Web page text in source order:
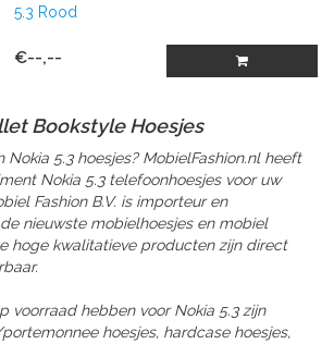
5.3 Rood
€--,--
Bookstyle Hoesjes
Nokia 5.3 hoesjes? MobielFashion.nl heeft
Nokia 5.3 telefoonhoesjes voor uw
Fashion B.V. is importeur en
nieuwste mobielhoesjes en mobiel
hoge kwalitatieve producten zijn direct
voorraad hebben voor Nokia 5.3 zijn
hoesjes, hardcase hoesjes,